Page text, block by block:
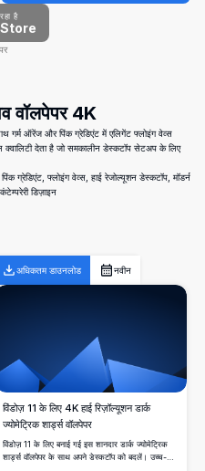
है
वॉलपेपर 4K
गर्म ऑरेंज और पिंक ग्रेडिएंट में एलिगेंट फ्लोइंग वेव्स
क्वालिटी देता है जो समकालीन डेस्कटॉप सेटअप के लिए
ग्रेडिएंट, फ्लोइंग वेव्स, हाई रेजोल्यूशन डेस्कटॉप, मॉडर्न
डिज़ाइन
अधिकतम डाउनलोड नवीन
विंडोज़ 11 के लिए 4K हाई रिज़ॉल्यूशन डार्क
ज्योमेट्रिक शार्ड्स वॉलपेपर
विंडोज़ 11 के लिए बनाई गई इस शानदार डार्क ज्योमेट्रिक
शार्ड्स वॉलपेपर के साथ अपने डेस्कटॉप को बदलें। उच्च-